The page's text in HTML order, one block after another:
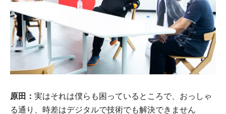
原田： 実はそれは僕らも困っているところで、おっしゃ
る通り、時差はデジタルで技術でも解決できません